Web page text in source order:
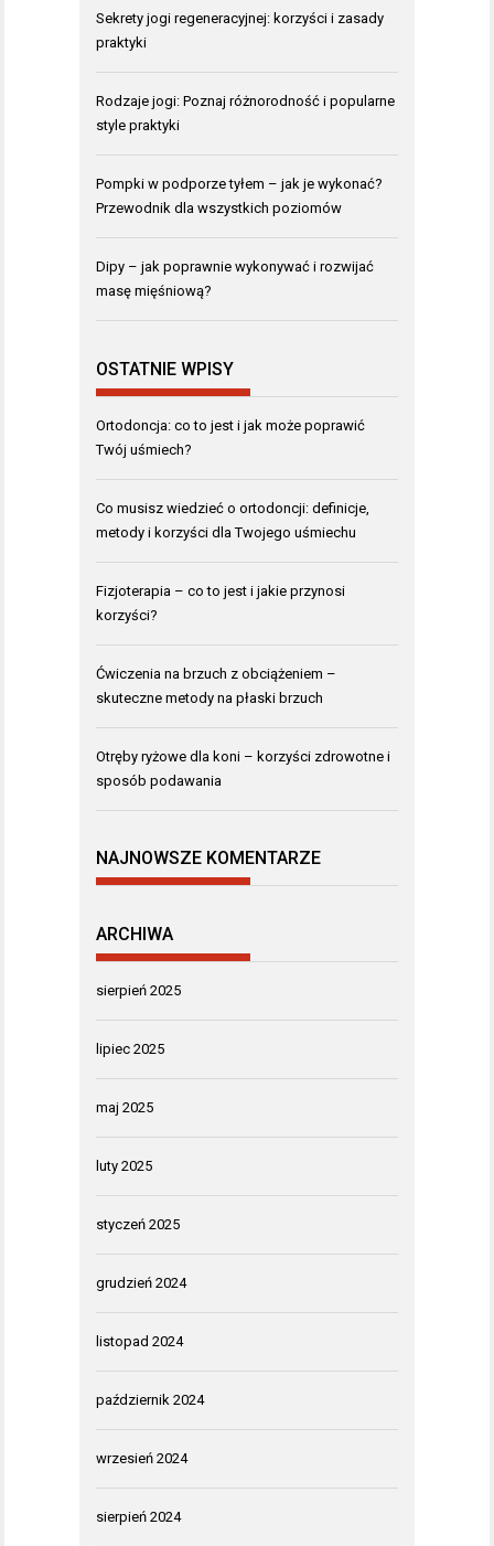
Sekrety jogi regeneracyjnej: korzyści i zasady
praktyki
Rodzaje jogi: Poznaj różnorodność i popularne
style praktyki
Pompki w podporze tyłem – jak je wykonać?
Przewodnik dla wszystkich poziomów
Dipy – jak poprawnie wykonywać i rozwijać
masę mięśniową?
OSTATNIE WPISY
Ortodoncja: co to jest i jak może poprawić
Twój uśmiech?
Co musisz wiedzieć o ortodoncji: definicje,
metody i korzyści dla Twojego uśmiechu
Fizjoterapia – co to jest i jakie przynosi
korzyści?
Ćwiczenia na brzuch z obciążeniem –
skuteczne metody na płaski brzuch
Otręby ryżowe dla koni – korzyści zdrowotne i
sposób podawania
NAJNOWSZE KOMENTARZE
ARCHIWA
sierpień 2025
lipiec 2025
maj 2025
luty 2025
styczeń 2025
grudzień 2024
listopad 2024
październik 2024
wrzesień 2024
sierpień 2024